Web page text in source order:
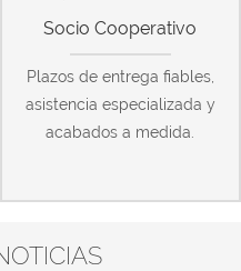
Socio Cooperativo
Plazos de entrega fiables,
asistencia especializada y
acabados a medida.